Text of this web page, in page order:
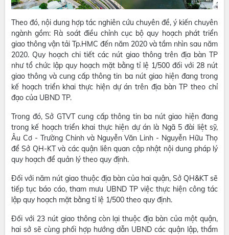
Theo đó, nội dung hợp tác nghiên cứu chuyên đề, ý kiến chuyên
ngành gồm: Rà soát điều chỉnh cục bộ quy hoạch phát triển
giao thông vận tải Tp.HMC đến năm 2020 và tầm nhìn sau năm
2020. Quy hoạch chi tiết các nút giao thông trên địa bàn TP
như tổ chức lập quy hoạch mặt bằng tỉ lệ 1/500 đối với 28 nút
giao thông và cung cấp thông tin ba nút giao hiện đang trong
kế hoạch triển khai thực hiện dự án trên địa bàn TP theo chỉ
đạo của UBND TP.
Trong đó, Sở GTVT cung cấp thông tin ba nút giao hiện đang
trong kế hoạch triển khai thực hiện dự án là Ngã 5 đài liệt sỹ,
Âu Cơ - Trường Chinh và Nguyễn Văn Linh - Nguyễn Hữu Thọ
để Sở QH-KT và các quận liên quan cập nhật nội dung pháp lý
quy hoạch để quản lý theo quy định.
Đối với năm nút giao thuộc địa bàn của hai quận, Sở QH&KT sẽ
tiếp tục báo cáo, tham mưu UBND TP việc thực hiện công tác
lập quy hoạch mặt bằng tỉ lệ 1/500 theo quy định.
Đối với 23 nút giao thông còn lại thuộc địa bàn của một quận,
hai sở sẽ cùng phối hợp hướng dẫn UBND các quận lập, thẩm